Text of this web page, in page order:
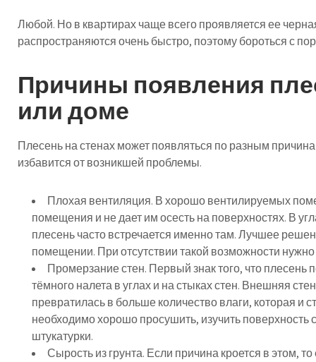
Любой. Но в квартирах чаще всего проявляется ее
распространяются очень быстро, поэтому бороться с
Причины появления
или доме
Плесень на стенах может появляться по разным
избавится от возникшей проблемы.
Плохая вентиляция. В хорошо вентилируемых
помещения и не дает им осесть на поверхностях. В
плесень часто встречается именно там. Лучшее
помещении. При отсутствии такой возможности
Промерзание стен. Первый знак того, что плесень
тёмного налета в углах и на стыках стен. Внешняя
превратилась в больше количество влаги, которая и
необходимо хорошо просушить, изучить поверхность
штукатурки.
Сырость из грунта. Если причина кроется в этом,